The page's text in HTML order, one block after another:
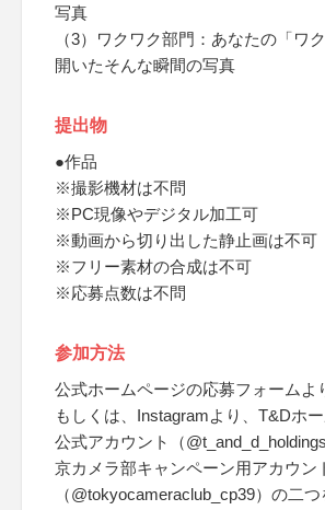
写真
（3）ワクワク部門：あなたの「ワ
開いたそんな瞬間の写真
提出物
●作品
※撮影機材は不問
※PC現像やデジタル加工可
※動画から切り出した静止画は不可
※フリー素材の合成は不可
※応募点数は不問
参加方法
公式ホームページの応募フォームよ
もしくは、Instagramより、T&Dホ
公式アカウント（
京カメラ部キャンペーン用アカウン
（@tokyocameraclub_cp39）の二